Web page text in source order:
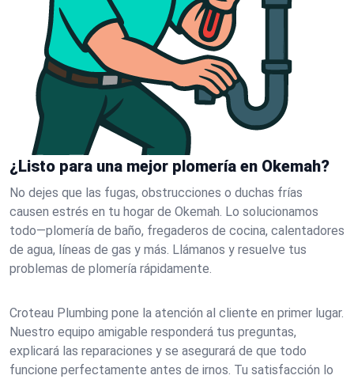
¿Listo para una mejor plomería en Okemah?
No dejes que las fugas, obstrucciones o duchas frías
causen estrés en tu hogar de Okemah. Lo solucionamos
todo—plomería de baño, fregaderos de cocina, calentadores
de agua, líneas de gas y más. Llámanos y resuelve tus
problemas de plomería rápidamente.
Croteau Plumbing pone la atención al cliente en primer lugar.
Nuestro equipo amigable responderá tus preguntas,
explicará las reparaciones y se asegurará de que todo
funcione perfectamente antes de irnos. Tu satisfacción lo